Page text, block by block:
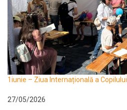
1iunie – Ziua Internațională a Copilului
27/05/2026